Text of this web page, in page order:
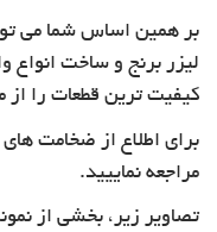
بر همین اساس شما می
لیزر برنج و ساخت انواع
کیفیت ترین قطعات را از
برای اطلاع از ضخامت
مراجعه نماییید.
تصاویر زیر، بخشی از